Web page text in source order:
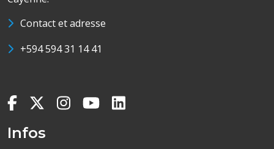
Contact et adresse
+594 594 31 14 41
Infos